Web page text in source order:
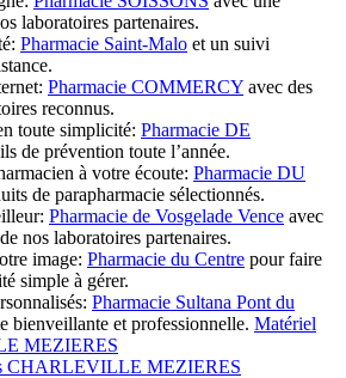
laboratoires partenaires.
Pharmacie Saint-Malo et un suivi
Pharmacie COMMERCY avec des
reconnus.
toute simplicité: Pharmacie DE
de prévention toute l’année.
à votre écoute: Pharmacie DU
de parapharmacie sélectionnés.
Pharmacie de Vosgelade Vence avec
nos laboratoires partenaires.
image: Pharmacie du Centre pour faire
simple à gérer.
Pharmacie Sultana Pont du
bienveillante et professionnelle. Matériel
MEZIERES
CHARLEVILLE MEZIERES